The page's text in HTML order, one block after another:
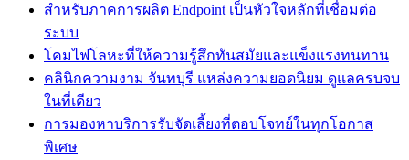
สำหรับภาคการผลิต Endpoint เป็นหัวใจหลักที่เชื่อมต่อ
ระบบ
โคมไฟโลหะที่ให้ความรู้สึกทันสมัยและแข็งแรงทนทาน
คลินิกความงาม จันทบุรี แหล่งความยอดนิยม ดูแลครบจบ
ในที่เดียว
การมองหาบริการรับจัดเลี้ยงที่ตอบโจทย์ในทุกโอกาส
พิเศษ